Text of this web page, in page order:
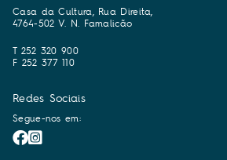
Casa da Cultura, Rua Direita,
4764-502 V. N. Famalicão
T 252 320 900
F 252 377 110
Redes Sociais
Segue-nos em: